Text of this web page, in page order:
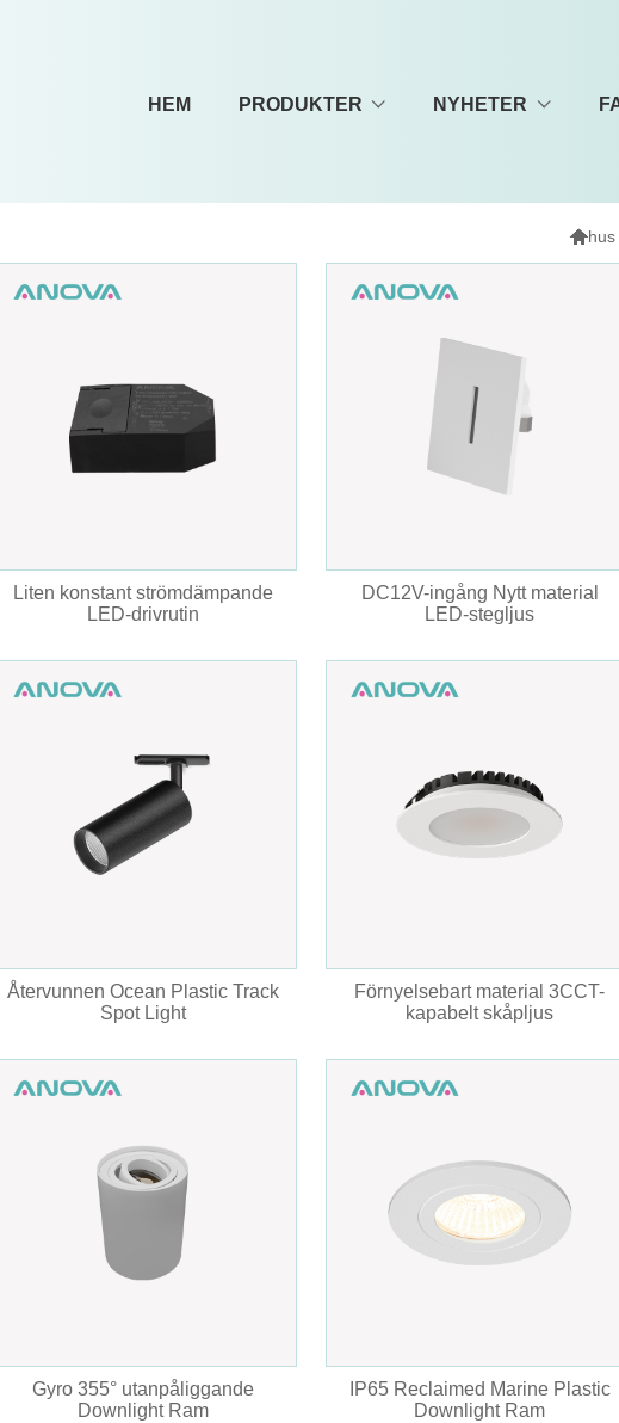
HEM PRODUKTER NYHETER
hus
Liten konstant strömdämpande
LED-drivrutin
DC12V-ingång Nytt material
LED-stegljus
Återvunnen Ocean Plastic Track
Spot Light
Förnyelsebart material 3CCT-
kapabelt skåpljus
Gyro 355° utanpåliggande
Downlight Ram
IP65 Reclaimed Marine Plastic
Downlight Ram